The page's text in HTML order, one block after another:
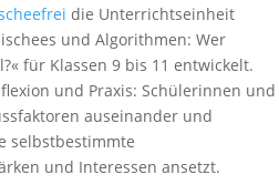
die Unterrichtseinheit
und Algorithmen: Wer
für Klassen 9 bis 11 entwickelt.
und Praxis: Schülerinnen und
auseinander und
selbstbestimmte
und Interessen ansetzt.